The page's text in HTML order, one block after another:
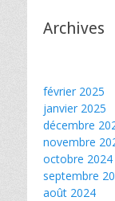
Archives
février 2025
janvier 2025
décembre
novembre
octobre 2024
septembre
août 2024